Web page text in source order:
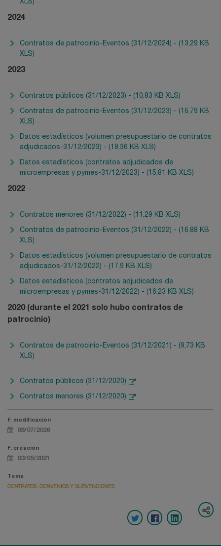
XLS)
2024
Contratos de patrocinio-Eventos (31/12/2024) - (13,29 KB
XLS)
2023
Contratos públicos (31/12/2023) - (10,83 KB XLS)
Contratos de patrocinio-Eventos (31/12/2023) - (16,79 KB
XLS)
Datos estadísticos (volumen presupuestario de contratos
adjudicados-31/12/2023) - (18,36 KB XLS)
Datos estadísticos (contratos adjudicados de
microempresas y pymes-31/12/2023) - (15,81 KB XLS)
2022
Contratos menores (31/12/2022) - (11,29 KB XLS)
Contratos de patrocinio-Eventos (31/12/2022) - (16,88 KB
XLS)
Datos estadísticos (volumen presupuestario de contratos
adjudicados-31/12/2022) - (17,9 KB XLS)
Datos estadísticos (contratos adjudicados de
microempresas y pymes-31/12/2022) - (16,23 KB XLS)
2020 (durante el 2021 solo hubo contratos de
patrocinio)
Contratos de patrocinio-Eventos (31/12/2021) - (9,73 KB
XLS)
Contratos públicos (31/12/2020)
Contratos menores (31/12/2020)
F. modificación
08/07/2026
F. creación
03/05/2021
Tema
CONTRATOS, CONVENIOS Y SUBVENCIONES